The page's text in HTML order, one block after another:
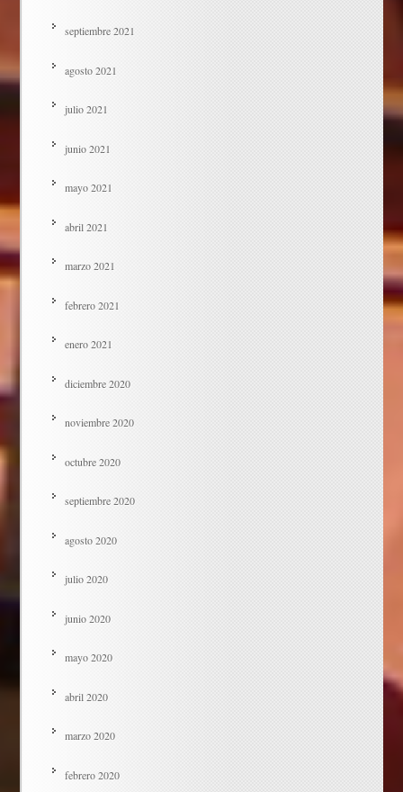
septiembre 2021
agosto 2021
julio 2021
junio 2021
mayo 2021
abril 2021
marzo 2021
febrero 2021
enero 2021
diciembre 2020
noviembre 2020
octubre 2020
septiembre 2020
agosto 2020
julio 2020
junio 2020
mayo 2020
abril 2020
marzo 2020
febrero 2020